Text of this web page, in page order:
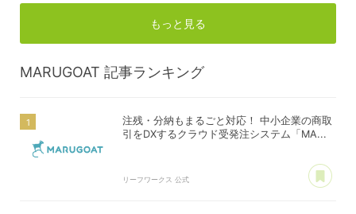
もっと見る
MARUGOAT 記事ランキング
注残・分納もまるごと対応！ 中小企業の商取
引をDXするクラウド受発注システム「MA...
リーフワークス 公式